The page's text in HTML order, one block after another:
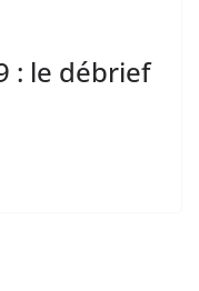
: le débrief